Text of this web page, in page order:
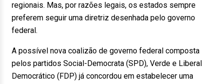
regionais. Mas, por razões legais, os estados sempre
preferem seguir uma diretriz desenhada pelo governo
federal.
A possível nova coalizão de governo federal composta
pelos partidos Social-Democrata (SPD), Verde e Liberal
Democrático (FDP) já concordou em estabelecer uma